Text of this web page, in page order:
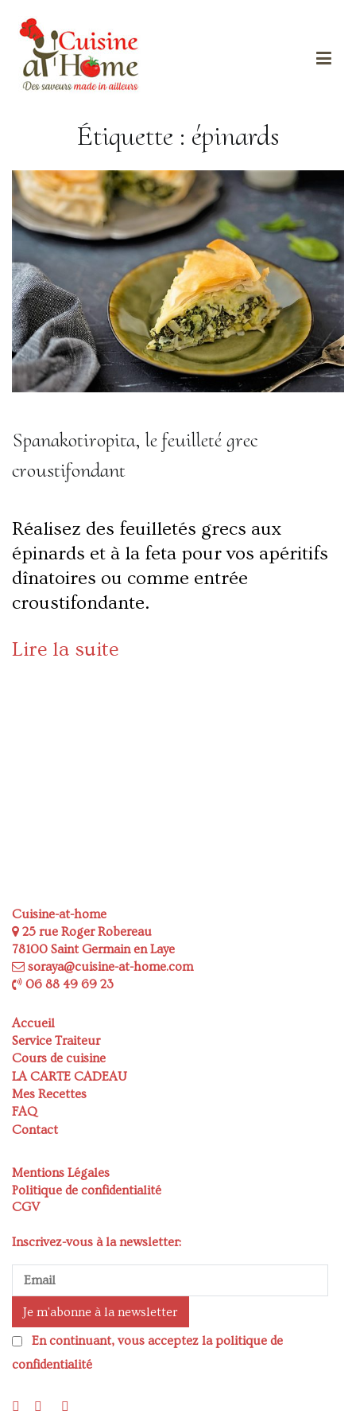
Étiquette : épinards
Spanakotiropita, le feuilleté grec
croustifondant
Réalisez des feuilletés grecs aux
épinards et à la feta pour vos apéritifs
dînatoires ou comme entrée
croustifondante.
Lire la suite
Cuisine-at-home
25 rue Roger Robereau
78100 Saint Germain en Laye
soraya@cuisine-at-home.com
06 88 49 69 23
Accueil
Service Traiteur
Cours de cuisine
LA CARTE CADEAU
Mes Recettes
FAQ
Contact
Mentions Légales
Politique de confidentialité
CGV
Inscrivez-vous à la newsletter:
En continuant, vous acceptez la politique de
confidentialité